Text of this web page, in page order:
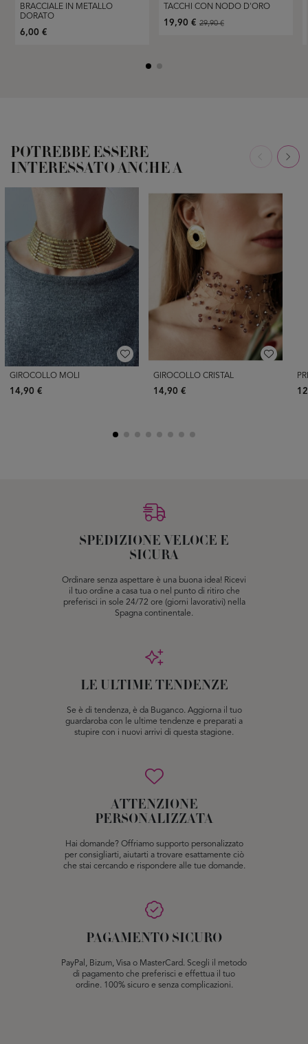
BRACCIALE IN METALLO
DORATO
6,00 €
TACCHI CON NODO D'ORO
19,90 € 29,90 €
POTREBBE ESSERE
INTERESSATO ANCHE A
GIROCOLLO MOLI
14,90 €
GIROCOLLO CRISTAL
14,90 €
SPEDIZIONE VELOCE E
SICURA
Ordinare senza aspettare è una buona idea! Ricevi
il tuo ordine a casa tua o nel punto di ritiro che
preferisci in sole 24/72 ore (giorni lavorativi) nella
Spagna continentale.
LE ULTIME TENDENZE
Se è di tendenza, è da Buganco. Aggiorna il tuo
guardaroba con le ultime tendenze e preparati a
stupire con i nuovi arrivi di questa stagione.
ATTENZIONE
PERSONALIZZATA
Hai domande? Offriamo supporto personalizzato
per consigliarti, aiutarti a trovare esattamente ciò
che stai cercando e rispondere alle tue domande.
PAGAMENTO SICURO
PayPal, Bizum, Visa o MasterCard. Scegli il metodo
di pagamento che preferisci e effettua il tuo
ordine. 100% sicuro e senza complicazioni.